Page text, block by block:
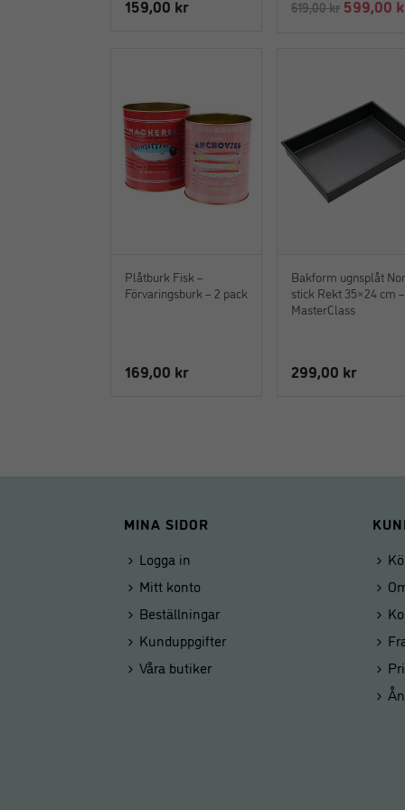
159,00 kr 619,00kr
619,00 kr.
599,00
Plåtburk Fisk –
Förvaringsburk – 2 pack
169,00 kr
Bakform ugnsplåt
stick Rekt 35×24 cm –
MasterClass
299,00 kr
MINA SIDOR
Logga in
Mitt konto
Beställningar
Kunduppgifter
Våra butiker